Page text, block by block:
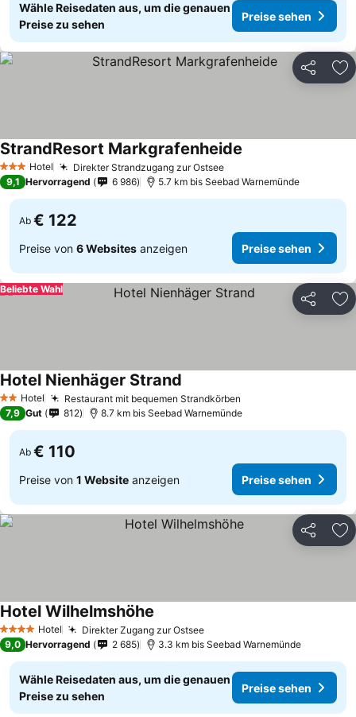
Wähle Reisedaten aus, um die genauen
Preise zu sehen
Preise sehen
Teilen
3 SterneHotel Direkter Strandzugang zur Ostsee
StrandResort Markgrafenheide
9,1 Hervorragend 6 986 5.7 km bis Seebad Warnemünde
Ab € 122
Preise von 6 Websites anzeigen Preise sehen
Teilen
Beliebte Wahl
2 Sterne
Hotel Restaurant mit bequemen Strandkörben
Hotel Nienhäger Strand
7,9 Gut 812 8.7 km bis Seebad Warnemünde
Ab € 110
Preise von 1 Website anzeigen Preise sehen
Teilen
4 Sterne Hotel Direkter Zugang zur Ostsee
Hotel Wilhelmshöhe
9,0 Hervorragend 2 685 3.3 km bis Seebad Warnemünde
Wähle Reisedaten aus, um die genauen
Preise zu sehen
Preise sehen